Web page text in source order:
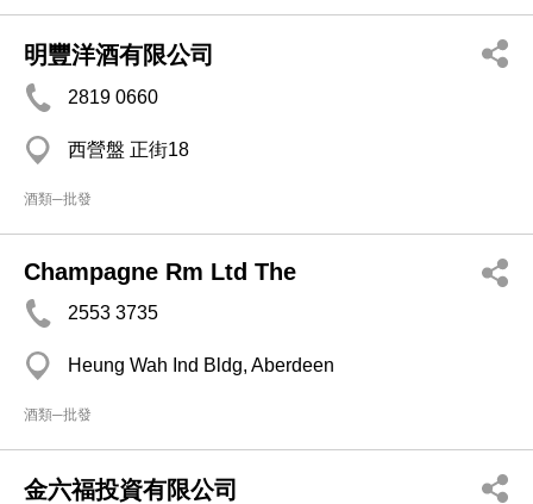
明豐洋酒有限公司
2819 0660
西營盤 正街18
酒類─批發
Champagne Rm Ltd The
2553 3735
Heung Wah Ind Bldg, Aberdeen
酒類─批發
金六福投資有限公司